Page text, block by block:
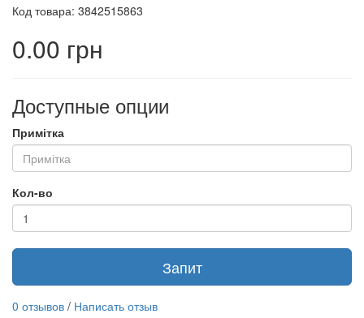
Код товара: 3842515863
0.00 грн
Доступные опции
Примітка
Кол-во
Запит
0 отзывов / Написать отзыв